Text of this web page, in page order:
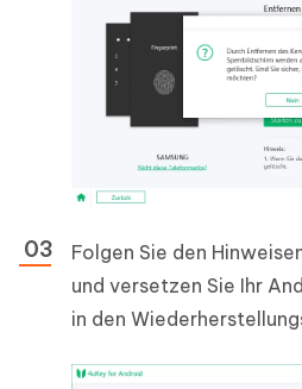
Folgen Sie den
und versetzen Sie Ihr
in den